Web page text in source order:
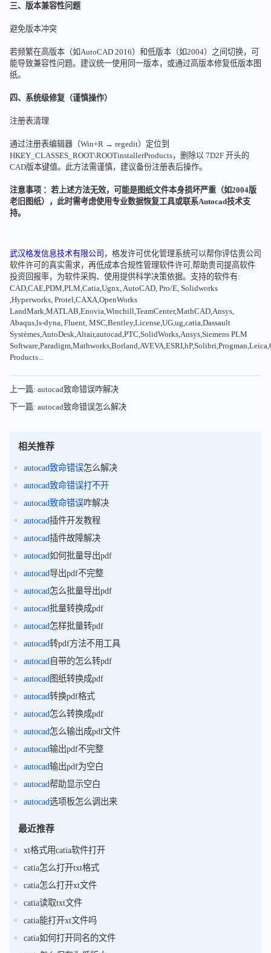
三、版本兼容性问题
避免版本冲突
若频繁在高版本（如AutoCAD 2016）和低版本（如2004）之间切换，可
能导致兼容性问题。建议统一使用同一版本，或通过高版本修复低版本图
纸。
四、系统级修复（谨慎操作）
注册表清理
通过注册表编辑器（Win+R → regedit）定位到
HKEY_CLASSES_ROOT\ROOTinstallerProducts，删除以 7D2F 开头的
CAD版本键值。此方法需谨慎，建议备份注册表后操作。
注意事项 ：若上述方法无效，可能是图纸文件本身损坏严重（如2004版
老旧图纸），此时需考虑使用专业数据恢复工具或联系Autocad技术支
持。
武汉格发信息技术有限公司 ，格发许可优化管理系统可以帮你评估贵公司
软件许可的真实需求，再低成本合规性管理软件许可,帮助贵司提高软件
投资回报率，为软件采购、使用提供科学决策依据。支持的软件有:
CAD,CAE,PDM,PLM,Catia,Ugnx, AutoCAD, Pro/E, Solidworks
,Hyperworks, Protel,CAXA,OpenWorks
LandMark,MATLAB,Enovia,Winchill,TeamCenter,MathCAD,Ansys,
Abaqus,ls-dyna, Fluent, MSC,Bentley,License,UG,ug,catia,Dassault
Systèmes,AutoDesk,Altair,autocad,PTC,SolidWorks,Ansys,Siemens PLM
Products...
上一篇: autocad致命错误咋解决
下一篇: autocad致命错误怎么解决
相关推荐
autocad致命错误怎么解决
autocad致命错误打不开
autocad致命错误咋解决
autocad插件开发教程
autocad插件故障解决
autocad如何批量导出pdf
autocad导出pdf不完整
autocad怎么批量导出pdf
autocad批量转换成pdf
autocad怎样批量转pdf
autocad转pdf方法不用工具
autocad自带的怎么转pdf
autocad图纸转换成pdf
autocad转换pdf格式
autocad怎么转换成pdf
autocad怎么输出成pdf文件
autocad输出pdf不完整
autocad输出pdf为空白
autocad帮助显示空白
autocad选项板怎么调出来
最近推荐
xt格式用catia软件打开
catia怎么打开txt格式
catia怎么打开xt文件
catia读取txt文件
catia能打开xt文件吗
catia如何打开同名的文件